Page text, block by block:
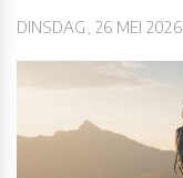
DINSDAG, 26 MEI 2026